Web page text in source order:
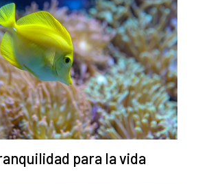
para la vida